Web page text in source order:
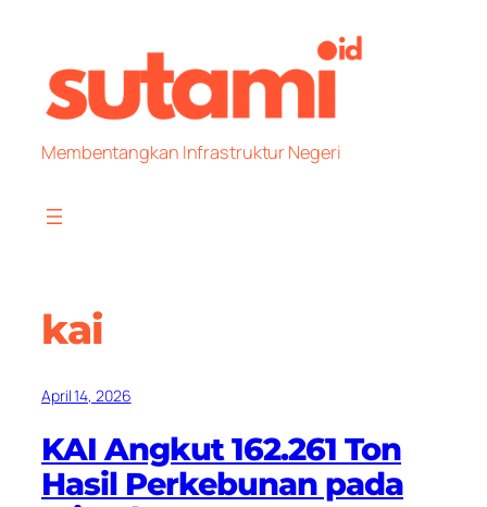
content
Membentangkan Infrastruktur Negeri
kai
April 14, 2026
KAI Angkut 162.261 Ton
Hasil Perkebunan pada